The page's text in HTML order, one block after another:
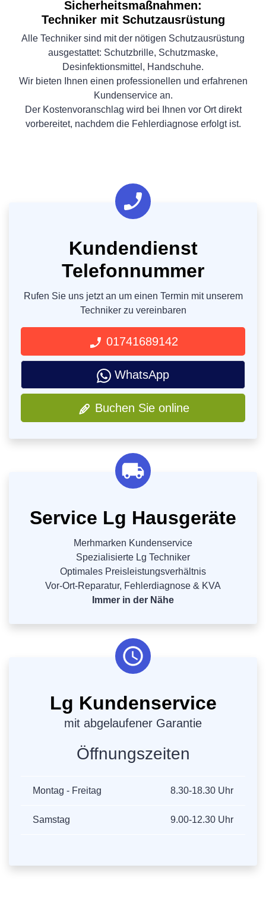
Sicherheitsmaßnahmen:
Techniker mit Schutzausrüstung
Alle Techniker sind mit der nötigen Schutzausrüstung
ausgestattet: Schutzbrille, Schutzmaske,
Desinfektionsmittel, Handschuhe.
Wir bieten Ihnen einen professionellen und erfahrenen
Kundenservice an.
Der Kostenvoranschlag wird bei Ihnen vor Ort direkt
vorbereitet, nachdem die Fehlerdiagnose erfolgt ist.
Kundendienst
Telefonnummer
Rufen Sie uns jetzt an um einen Termin mit unserem
Techniker zu vereinbaren
01741689142
WhatsApp
Buchen Sie online
Service Lg Hausgeräte
Merhmarken Kundenservice
Spezialisierte Lg Techniker
Optimales Preisleistungsverhältnis
Vor-Ort-Reparatur, Fehlerdiagnose & KVA
Immer in der Nähe
Lg Kundenservice
mit abgelaufener Garantie
Öffnungszeiten
Montag - Freitag 8.30-18.30 Uhr
Samstag 9.00-12.30 Uhr